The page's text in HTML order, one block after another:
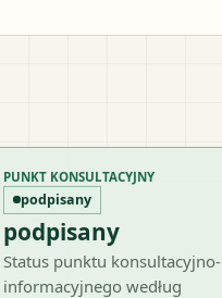
PUNKT KONSULTACYJNY
podpisany
podpisany
Status punktu konsultacyjno-
informacyjnego według